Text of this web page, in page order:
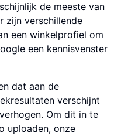
de meeste van
zijn verschillende
een winkelprofiel om
een kennisvenster
dat aan de
verschijnt
Om dit in te
uploaden, onze